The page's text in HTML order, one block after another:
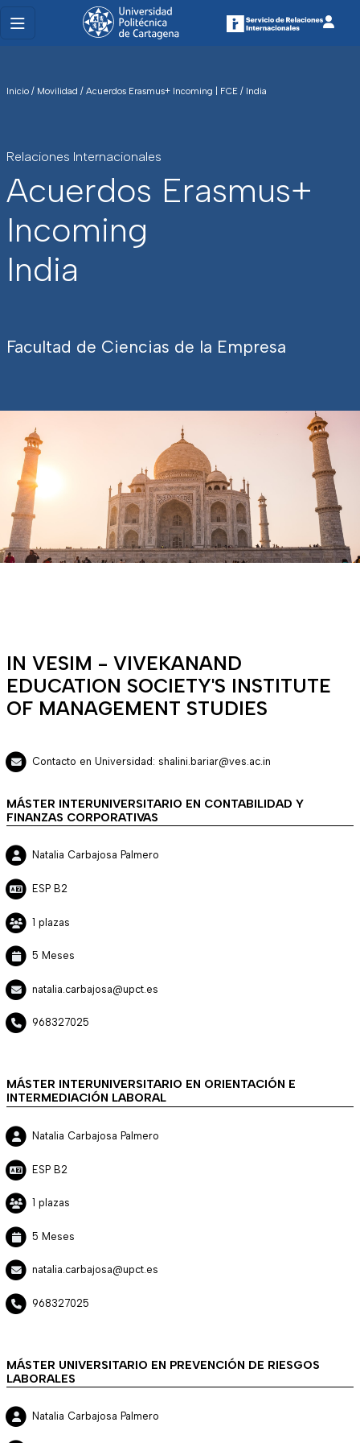
Inicio / Movilidad / Acuerdos Erasmus+ Incoming | FCE / India
Relaciones Internacionales
Acuerdos Erasmus+
Incoming
India
Facultad de Ciencias de la Empresa
IN VESIM - VIVEKANAND
EDUCATION SOCIETY'S INSTITUTE
OF MANAGEMENT STUDIES
Contacto en Universidad: shalini.bariar@ves.ac.in
MÁSTER INTERUNIVERSITARIO EN CONTABILIDAD Y
FINANZAS CORPORATIVAS
Natalia Carbajosa Palmero
ESP B2
1 plazas
5 Meses
natalia.carbajosa@upct.es
968327025
MÁSTER INTERUNIVERSITARIO EN ORIENTACIÓN E
INTERMEDIACIÓN LABORAL
Natalia Carbajosa Palmero
ESP B2
1 plazas
5 Meses
natalia.carbajosa@upct.es
968327025
MÁSTER UNIVERSITARIO EN PREVENCIÓN DE RIESGOS
LABORALES
Natalia Carbajosa Palmero